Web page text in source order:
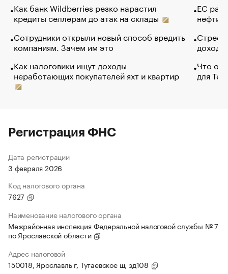
Как банк Wildberries резко нарастил
кредиты селлерам до атак на склады
Сотрудники открыли новый способ вредить
компаниям. Зачем им это
Как налоговики ищут доходы
неработающих покупателей яхт и квартир
ЕС
нефти
Что
для
Регистрация ФНС
Дата регистрации
3 февраля 2026
Код налогового органа
7627
Наименование налогового органа
Межрайонная инспекция Федеральной налоговой службы № 7
по Ярославской области
Адрес налоговой
150018, Ярославль г, Тутаевское ш, зд108